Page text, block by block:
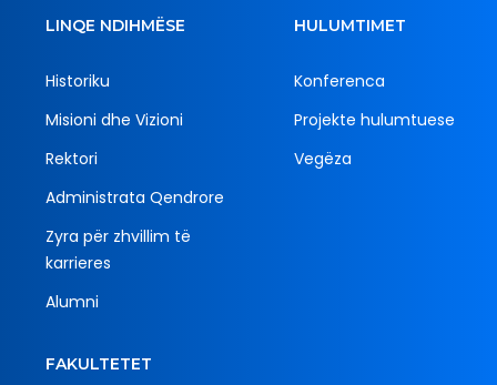
LINQE NDIHMËSE
Historiku
Misioni dhe Vizioni
Rektori
Administrata Qendrore
Zyra për zhvillim të
karrieres
Alumni
HULUMTIMET
Konferenca
Projekte hulumtuese
Vegëza
FAKULTETET